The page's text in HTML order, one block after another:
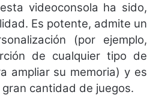
videoconsola ha sido,
Es potente, admite un
(por ejemplo,
de cualquier tipo de
ampliar su memoria) y es
cantidad de juegos.